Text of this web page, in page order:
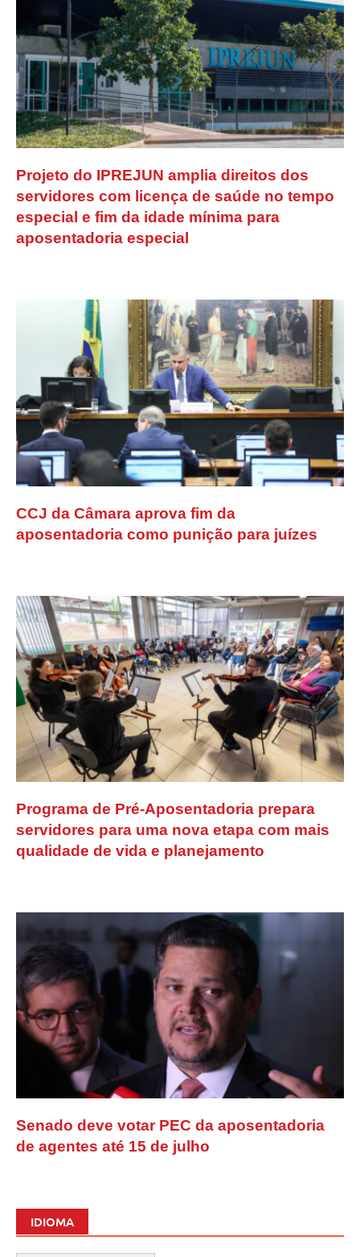
Projeto do IPREJUN amplia direitos dos
servidores com licença de saúde no tempo
especial e fim da idade mínima para
aposentadoria especial
CCJ da Câmara aprova fim da
aposentadoria como punição para juízes
Programa de Pré-Aposentadoria prepara
servidores para uma nova etapa com mais
qualidade de vida e planejamento
Senado deve votar PEC da aposentadoria
de agentes até 15 de julho
IDIOMA